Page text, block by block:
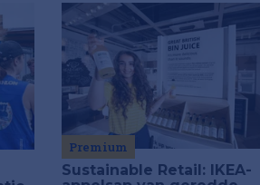
Premium
Sustainable Retail: IKEA-